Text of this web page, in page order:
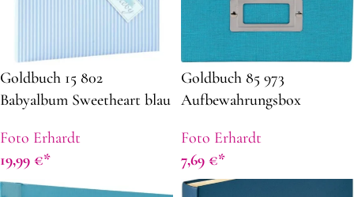
Goldbuch 15 802
Babyalbum Sweetheart blau
Foto Erhardt
19,99 €
Goldbuch 85 973
Aufbewahrungsbox
Foto Erhardt
7,69 €